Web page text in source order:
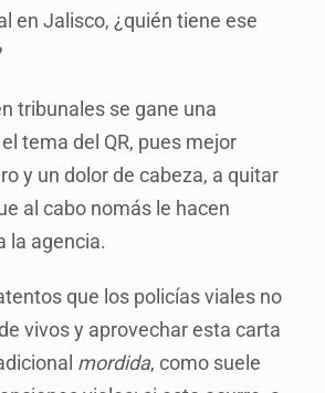
en Jalisco, ¿quién tiene ese
tribunales se gane una
tema del QR, pues mejor
y un dolor de cabeza, a quitar
al cabo nomás le hacen
la agencia.
que los policías viales no
vivos y aprovechar esta carta
mordida, como suele